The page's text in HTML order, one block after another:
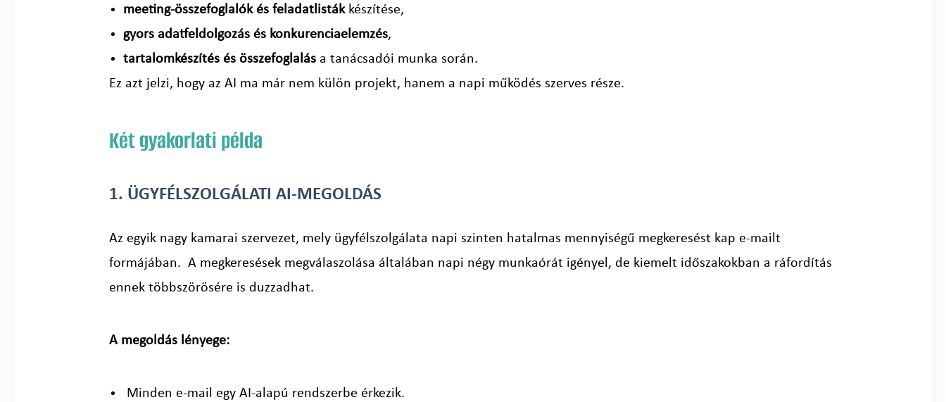
meeting-összefoglalók és feladatlistákkészítése,
gyors adatfeldolgozás és konkurenciaelemzés,
tartalomkészítés és összefoglalás a tanácsadói munka során.
Ez azt jelzi, hogy az AI ma már nem külön projekt, hanem a napi működés szerves része.
Két gyakorlati példa
1. ÜGYFÉLSZOLGÁLATI AI-MEGOLDÁS
Az egyik nagy kamarai szervezet, mely ügyfélszolgálata napi szinten hatalmas mennyiségű megkeresést kap e-mailt
formájában. A megkeresések megválaszolása általában napi négy munkaórát igényel, de kiemelt időszakokban a ráfordítás
ennek többszörösére is duzzadhat.
A megoldás lényege:
Minden e-mail egy AI-alapú rendszerbe érkezik.